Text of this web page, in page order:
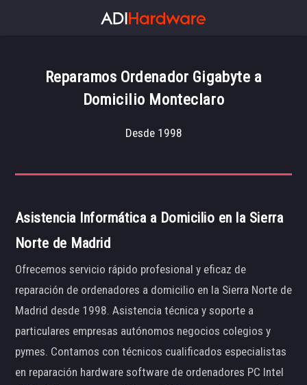
Reparamos Ordenador Gigabyte a
Domicilio Monteclaro
Desde 1998
Asistencia Informática a Domicilio en la Sierra
Norte de Madrid
Ofrecemos servicio rápido profesional y eficaz de
reparación de ordenadores a domicilio en la Sierra Norte de
Madrid desde 1998. Asistencia técnica y soporte a
particulares empresas autónomos negocios colegios y
pymes. Contamos con técnicos cualificados especialistas
en reparación hardware software de ordenadores PC Intel